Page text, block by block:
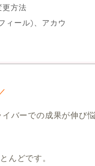
方法
ィール)、アカウ
んどです。